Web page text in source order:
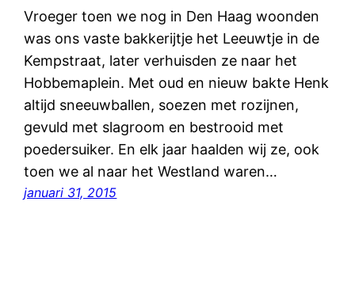
Vroeger toen we nog in Den Haag woonden
was ons vaste bakkerijtje het Leeuwtje in de
Kempstraat, later verhuisden ze naar het
Hobbemaplein. Met oud en nieuw bakte Henk
altijd sneeuwballen, soezen met rozijnen,
gevuld met slagroom en bestrooid met
poedersuiker. En elk jaar haalden wij ze, ook
toen we al naar het Westland waren…
januari 31, 2015